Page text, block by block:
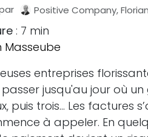
Positive Company,
: 7 min
Masseube
entreprises
jusqu'au jour où
puis trois… Les factures
à appeler. En